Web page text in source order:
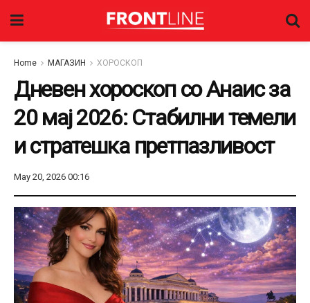
Home МАГАЗИН ХОРОСКОП
Дневен хороскоп со Анаис за
20 мај 2026: Стабилни темели
и стратешка претпазливост
May 20, 2026 00:16